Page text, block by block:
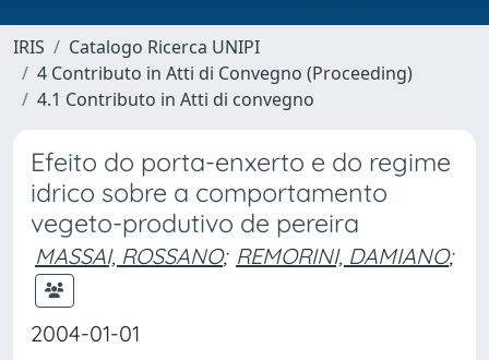
IRIS
Catalogo Ricerca UNIPI
4 Contributo in Atti di Convegno (Proceeding)
4.1 Contributo in Atti di convegno
Efeito do porta-enxerto e do regime
idrico sobre a comportamento
vegeto-produtivo de pereira
MASSAI, ROSSANO; REMORINI, DAMIANO;
2004-01-01